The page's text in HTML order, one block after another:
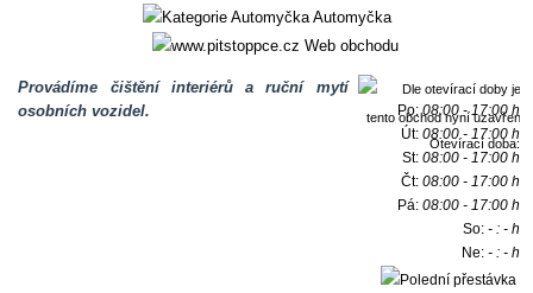
Automyčka
Web obchodu
Provádíme čištění interiérů a ruční mytí
osobních vozidel.
Otevírací doba:
Po:08:00 - 17:00 h
Út:08:00 - 17:00 h
St:08:00 - 17:00 h
Čt:08:00 - 17:00 h
Pá:08:00 - 17:00 h
So:- : - h
Ne:- : - h